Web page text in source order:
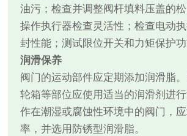
油污；检查并调整阀杆填料压盖的
操作执行器检查灵活性；检查电动
封性能；测试限位开关和力矩保护功
润滑保养
阀门的运动部件应定期添加润滑脂
轮箱等部位应使用适当的润滑剂进
作在潮湿或腐蚀性环境中的阀门，
率，并选用防锈型润滑脂。